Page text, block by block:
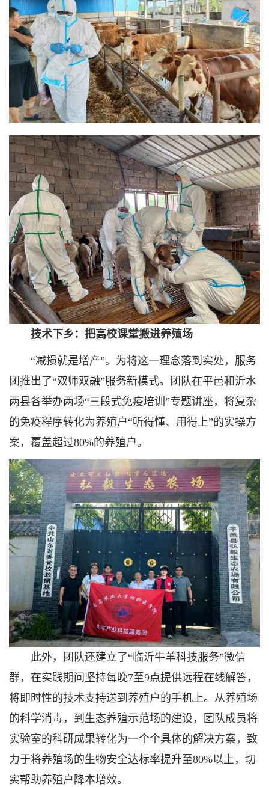
技术下乡：把高校课堂搬进养殖场
“减损就是增产”。为将这一理念落到实处，服务
团推出了“双师双融”服务新模式。团队在平邑和沂水
两县各举办两场“三段式免疫培训”专题讲座，将复杂
的免疫程序转化为养殖户“听得懂、用得上”的实操方
案，覆盖超过80%的养殖户。
此外，团队还建立了“临沂牛羊科技服务”微信
群，在实践期间坚持每晚7至9点提供远程在线解答，
将即时性的技术支持送到养殖户的手机上。从养殖场
的科学消毒，到生态养殖示范场的建设，团队成员将
实验室的科研成果转化为一个个具体的解决方案，致
力于将养殖场的生物安全达标率提升至80%以上，切
实帮助养殖户降本增效。